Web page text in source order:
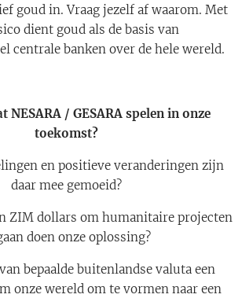
goud in. Vraag jezelf af waarom. Met
dient goud als de basis van
centrale banken over de hele wereld.
NESARA / GESARA spelen in onze
toekomst?
en positieve veranderingen zijn
daar mee gemoeid?
ZIM dollars om humanitaire projecten
doen onze oplossing?
bepaalde buitenlandse valuta een
onze wereld om te vormen naar een